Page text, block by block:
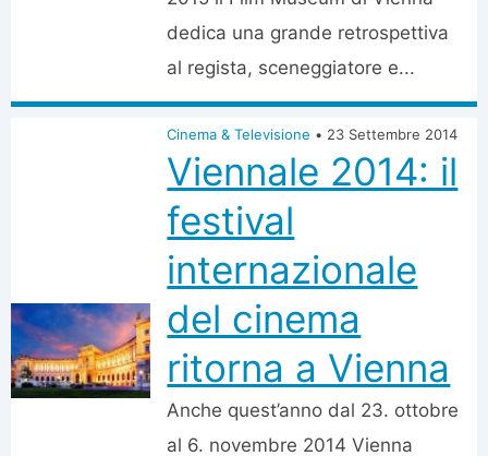
dedica una grande retrospettiva
al regista, sceneggiatore e...
Cinema & Televisione • 23 Settembre 2014
Viennale 2014: il
festival
internazionale
del cinema
ritorna a Vienna
Anche quest’anno dal 23. ottobre
al 6. novembre 2014 Vienna